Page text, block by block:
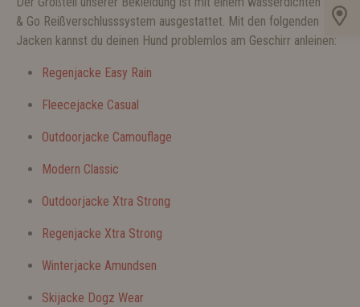
& Go Reißverschlusssystem ausgestattet. Mit den folgenden
Jacken kannst du deinen Hund problemlos am Geschirr anleinen:
Regenjacke Easy Rain
Fleecejacke Casual
Outdoorjacke Camouflage
Modern Classic
Outdoorjacke Xtra Strong
Regenjacke Xtra Strong
Winterjacke Amundsen
Skijacke Dogz Wear